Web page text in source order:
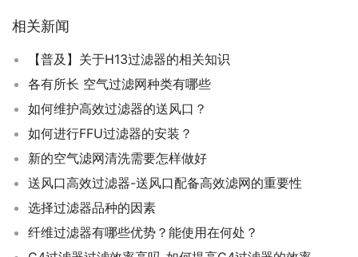
相关新闻
【普及】关于H13过滤器的相关知识
各有所长 空气过滤网种类有哪些
如何维护高效过滤器的送风口？
如何进行FFU过滤器的安装？
新的空气滤网清洗需要怎样做好
送风口高效过滤器-送风口配备高效滤网的重要性
选择过滤器品种的因素
纤维过滤器有哪些优势？能使用在何处？